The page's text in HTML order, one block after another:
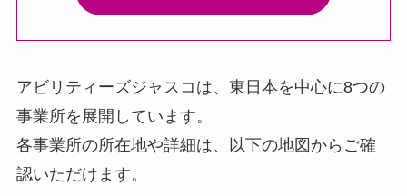
アビリティーズジャスコは、東日本を中心に8つの
事業所を展開しています。
各事業所の所在地や詳細は、以下の地図からご確
認いただけます。